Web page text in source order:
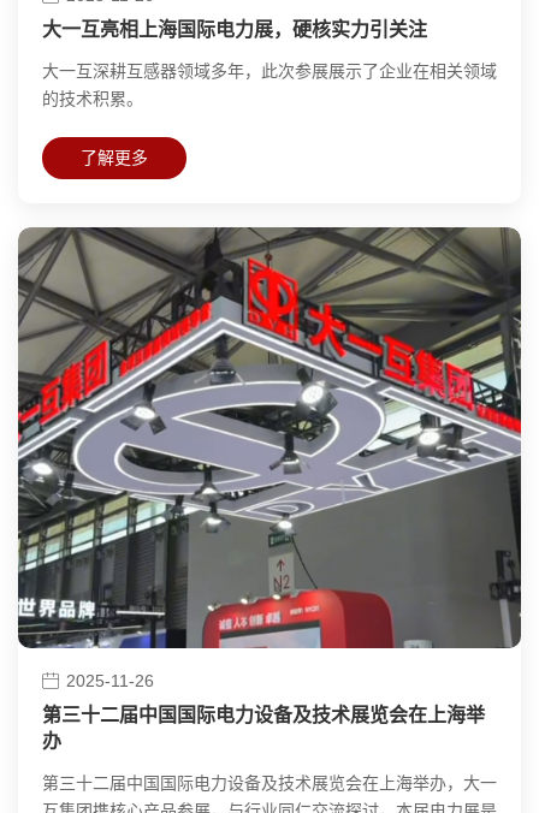
大一互亮相上海国际电力展，硬核实力引关注
大一互深耕互感器领域多年，此次参展展示了企业在相关领域
的技术积累。
了解更多
2025-11-26
第三十二届中国国际电力设备及技术展览会在上海举
办
第三十二届中国国际电力设备及技术展览会在上海举办，大一